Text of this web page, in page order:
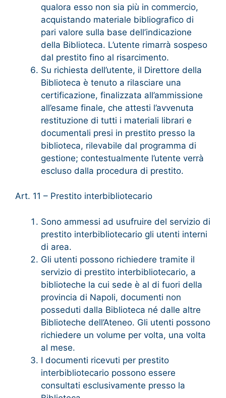
qualora esso non sia più in commercio,
acquistando materiale bibliografico di
pari valore sulla base dell’indicazione
della Biblioteca. L’utente rimarrà sospeso
dal prestito fino al risarcimento.
Su richiesta dell’utente, il Direttore della
Biblioteca è tenuto a rilasciare una
certificazione, finalizzata all’ammissione
all’esame finale, che attesti l’avvenuta
restituzione di tutti i materiali librari e
documentali presi in prestito presso la
biblioteca, rilevabile dal programma di
gestione; contestualmente l’utente verrà
escluso dalla procedura di prestito.
Art. 11 – Prestito interbibliotecario
Sono ammessi ad usufruire del servizio di
prestito interbibliotecario gli utenti interni
di area.
Gli utenti possono richiedere tramite il
servizio di prestito interbibliotecario, a
biblioteche la cui sede è al di fuori della
provincia di Napoli, documenti non
posseduti dalla Biblioteca né dalle altre
Biblioteche dell’Ateneo. Gli utenti possono
richiedere un volume per volta, una volta
al mese.
I documenti ricevuti per prestito
interbibliotecario possono essere
consultati esclusivamente presso la